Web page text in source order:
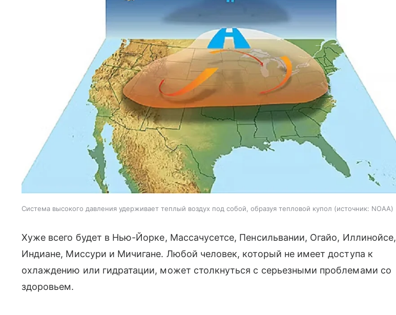
Система высокого давления удерживает теплый воздух под собой, образуя тепловой купол источник: NOAA
Хуже всего будет в Нью-Йорке, Массачусетсе, Пенсильвании, Огайо, Иллинойсе,
Индиане, Миссури и Мичигане. Любой человек, который не имеет доступа к
охлаждению или гидратации, может столкнуться с серьезными проблемами со
здоровьем.